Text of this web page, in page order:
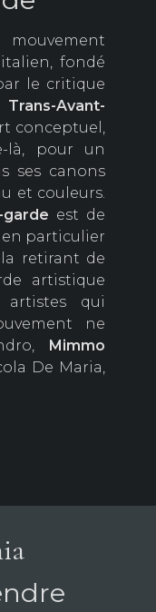
fondé
le critique
Trans-Avant-
conceptuel,
là, pour un
ses canons
et couleurs.
garde est de
particulier
retirant de
artistique
artistes qui
ne
Mimmo
De Maria,